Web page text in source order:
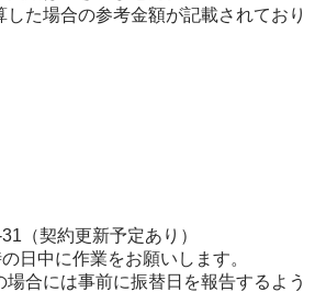
た場合の参考金額が記載されており
（契約更新予定あり）
日中に作業をお願いします。
合には事前に振替日を報告するよう